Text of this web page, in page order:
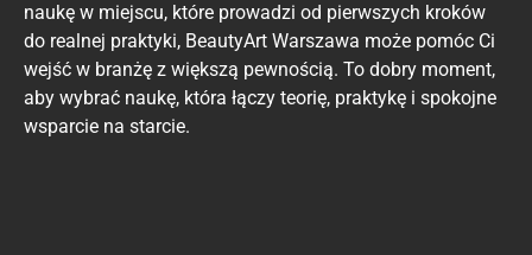
naukę w miejscu, które prowadzi od pierwszych kroków
do realnej praktyki, BeautyArt Warszawa może pomóc Ci
wejść w branżę z większą pewnością. To dobry moment,
aby wybrać naukę, która łączy teorię, praktykę i spokojne
wsparcie na starcie.